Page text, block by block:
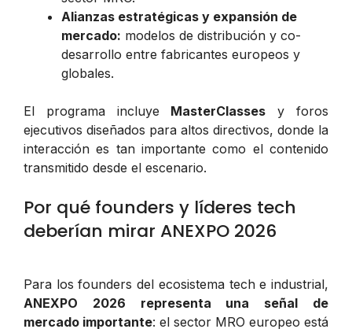
Alianzas estratégicas y expansión de
mercado: modelos de distribución y co-
desarrollo entre fabricantes europeos y
globales.
El programa incluye MasterClasses y foros
ejecutivos diseñados para altos directivos, donde la
interacción es tan importante como el contenido
transmitido desde el escenario.
Por qué founders y líderes tech
deberían mirar ANEXPO 2026
Para los founders del ecosistema tech e industrial,
ANEXPO 2026 representa una señal de
mercado importante: el sector MRO europeo está